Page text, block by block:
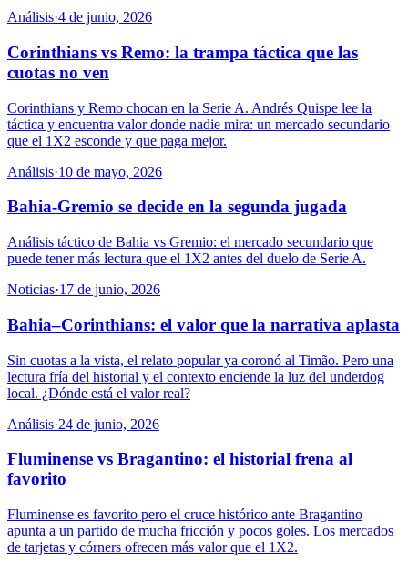
Análisis·4 de junio, 2026
Corinthians vs Remo: la trampa táctica que las
cuotas no ven
Corinthians y Remo chocan en la Serie A. Andrés Quispe lee la
táctica y encuentra valor donde nadie mira: un mercado secundario
que el 1X2 esconde y que paga mejor.
Análisis·10 de mayo, 2026
Bahia-Gremio se decide en la segunda jugada
Análisis táctico de Bahia vs Gremio: el mercado secundario que
puede tener más lectura que el 1X2 antes del duelo de Serie A.
Noticias·17 de junio, 2026
Bahia–Corinthians: el valor que la narrativa aplasta
Sin cuotas a la vista, el relato popular ya coronó al Timão. Pero una
lectura fría del historial y el contexto enciende la luz del underdog
local. ¿Dónde está el valor real?
Análisis·24 de junio, 2026
Fluminense vs Bragantino: el historial frena al
favorito
Fluminense es favorito pero el cruce histórico ante Bragantino
apunta a un partido de mucha fricción y pocos goles. Los mercados
de tarjetas y córners ofrecen más valor que el 1X2.